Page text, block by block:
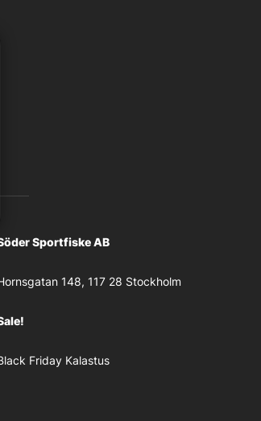
Sportfiske AB
148, 117 28 Stockholm
Friday Kalastus